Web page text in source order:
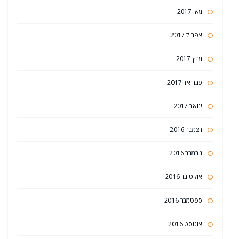
מאי 2017
אפריל 2017
מרץ 2017
פברואר 2017
ינואר 2017
דצמבר 2016
נובמבר 2016
אוקטובר 2016
ספטמבר 2016
אוגוסט 2016